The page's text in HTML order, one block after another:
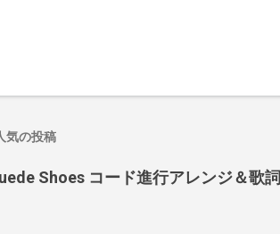
気の投稿
Shoes コード進行アレンジ＆歌詞